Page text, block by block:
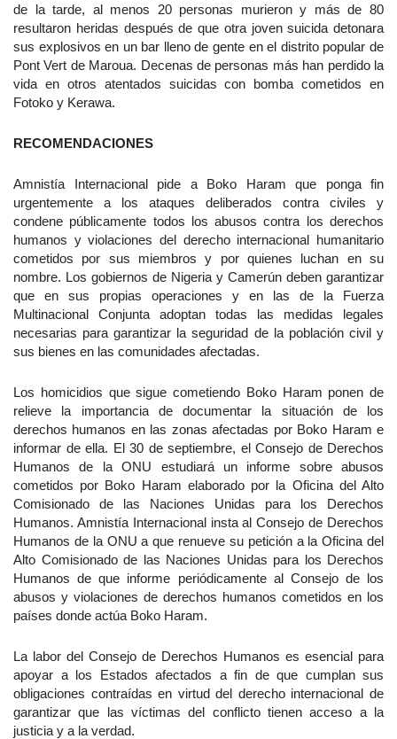
de la tarde, al menos 20 personas murieron y más de 80
resultaron heridas después de que otra joven suicida detonara
sus explosivos en un bar lleno de gente en el distrito popular de
Pont Vert de Maroua. Decenas de personas más han perdido la
vida en otros atentados suicidas con bomba cometidos en
Fotoko y Kerawa.
RECOMENDACIONES
Amnistía Internacional pide a Boko Haram que ponga fin
urgentemente a los ataques deliberados contra civiles y
condene públicamente todos los abusos contra los derechos
humanos y violaciones del derecho internacional humanitario
cometidos por sus miembros y por quienes luchan en su
nombre. Los gobiernos de Nigeria y Camerún deben garantizar
que en sus propias operaciones y en las de la Fuerza
Multinacional Conjunta adoptan todas las medidas legales
necesarias para garantizar la seguridad de la población civil y
sus bienes en las comunidades afectadas.
Los homicidios que sigue cometiendo Boko Haram ponen de
relieve la importancia de documentar la situación de los
derechos humanos en las zonas afectadas por Boko Haram e
informar de ella. El 30 de septiembre, el Consejo de Derechos
Humanos de la ONU estudiará un informe sobre abusos
cometidos por Boko Haram elaborado por la Oficina del Alto
Comisionado de las Naciones Unidas para los Derechos
Humanos. Amnistía Internacional insta al Consejo de Derechos
Humanos de la ONU a que renueve su petición a la Oficina del
Alto Comisionado de las Naciones Unidas para los Derechos
Humanos de que informe periódicamente al Consejo de los
abusos y violaciones de derechos humanos cometidos en los
países donde actúa Boko Haram.
La labor del Consejo de Derechos Humanos es esencial para
apoyar a los Estados afectados a fin de que cumplan sus
obligaciones contraídas en virtud del derecho internacional de
garantizar que las víctimas del conflicto tienen acceso a la
justicia y a la verdad.